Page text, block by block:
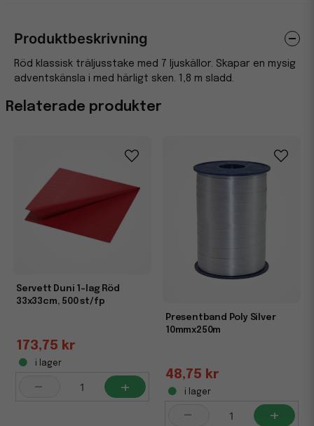
Relaterade produkter
Servett Duni 1-lag Röd
33x33cm, 500 st/fp
173,75 kr
i lager
- +
Presentband Poly Silver
10mmx250m
48,75 kr
i lager
- +
Produktbeskrivning
Röd klassisk träljusstake med 7 ljuskällor. Skapar en mysig
adventskänsla i med härligt sken. 1,8 m sladd.